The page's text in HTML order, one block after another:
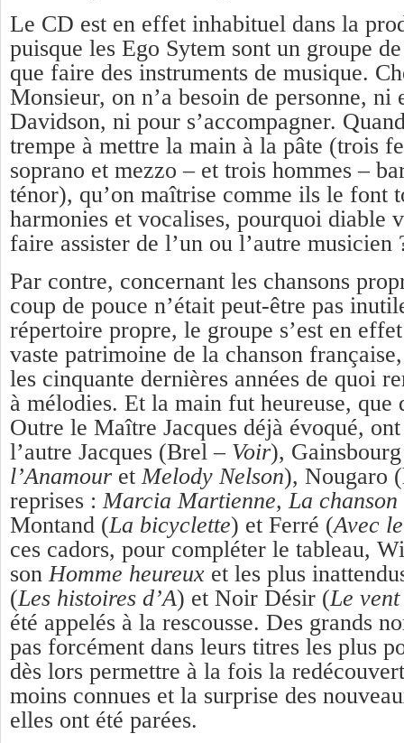
Le CD est en effet inhabituel dans la
puisque les Ego Sytem sont un groupe
que faire des instruments de musique.
Monsieur, on n’a besoin de personne, ni
Davidson, ni pour s’accompagner.
trempe à mettre la main à la pâte (trois
soprano et mezzo – et trois hommes –
ténor), qu’on maîtrise comme ils le font
harmonies et vocalises, pourquoi diable
faire assister de l’un ou l’autre musicien
Par contre, concernant les chansons
coup de pouce n’était peut-être pas
répertoire propre, le groupe s’est en
vaste patrimoine de la chanson
les cinquante dernières années de quoi
à mélodies. Et la main fut heureuse,
Outre le Maître Jacques déjà évoqué,
l’autre Jacques (Brel – Voir),
l’Anamour et Melody Nelson), Nougaro
reprises : Marcia Martienne, La chanson
Montand (La bicyclette) et Ferré (Avec
ces cadors, pour compléter le tableau,
son Homme heureux et les plus
(Les histoires d’A) et Noir Désir (Le
été appelés à la rescousse. Des grands
pas forcément dans leurs titres les plus
dès lors permettre à la fois la
moins connues et la surprise des
elles ont été parées.